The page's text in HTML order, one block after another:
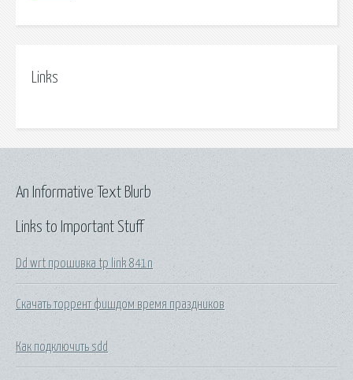
Links
Links to Important Stuff
Dd wrt прошивка tp link 841n
Скачать торрент фишдом время праздников
Как подключить sdd
An Informative Text Blurb